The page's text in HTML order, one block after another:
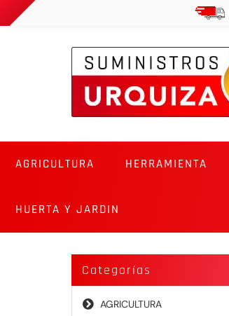
AGRICULTURA HERRAMIENTA
HUERTA Y JARDIN
Categorías
AGRICULTURA